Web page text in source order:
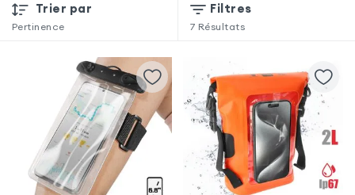
Trier par
Pertinence
Filtres
7 Résultats